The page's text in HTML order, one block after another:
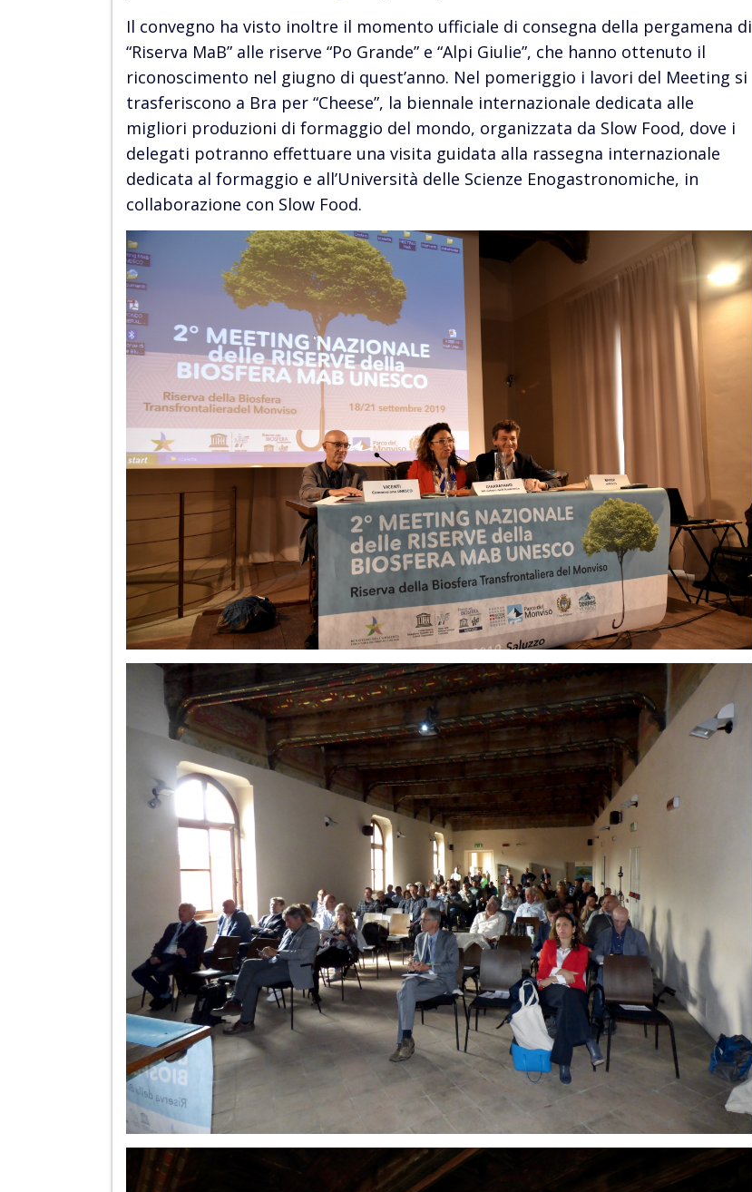
Il convegno ha visto inoltre il momento ufficiale di consegna della pergamena di
“Riserva MaB” alle riserve “Po Grande” e “Alpi Giulie”, che hanno ottenuto il
riconoscimento nel giugno di quest’anno. Nel pomeriggio i lavori del Meeting si
trasferiscono a Bra per “Cheese”, la biennale internazionale dedicata alle
migliori produzioni di formaggio del mondo, organizzata da Slow Food, dove i
delegati potranno effettuare una visita guidata alla rassegna internazionale
dedicata al formaggio e all’Università delle Scienze Enogastronomiche, in
collaborazione con Slow Food.